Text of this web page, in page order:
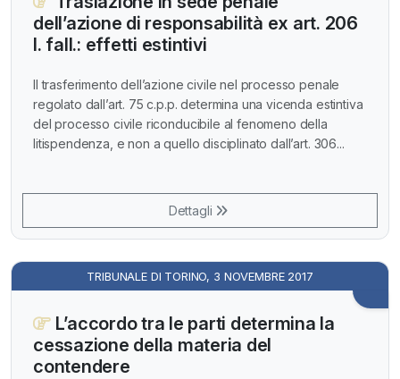
dell’azione di responsabilità ex art. 206
l. fall.: effetti estintivi
Il trasferimento dell’azione civile nel processo penale
regolato dall’art. 75 c.p.p. determina una vicenda estintiva
del processo civile riconducibile al fenomeno della
litispendenza, e non a quello disciplinato dall’art. 306...
Dettagli
TRIBUNALE DI TORINO, 3 NOVEMBRE 2017
L’accordo tra le parti determina la
cessazione della materia del
contendere